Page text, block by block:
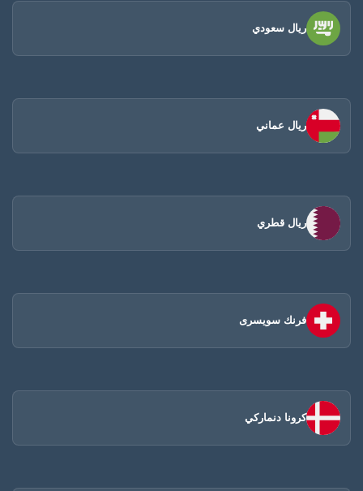
ريال سعودي
ريال عماني
ريال قطري
فرنك سويسرى
كرونا دنماركي